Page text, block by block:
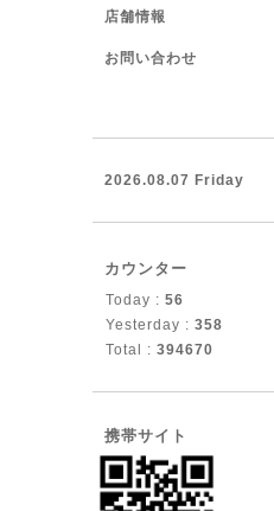
店舗情報
お問い合わせ
2026.08.07 Friday
カウンター
Today : 56
Yesterday : 358
Total : 394670
携帯サイト